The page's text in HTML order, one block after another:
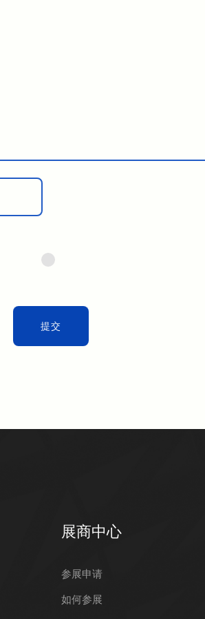
展商中心
参展申请
如何参展